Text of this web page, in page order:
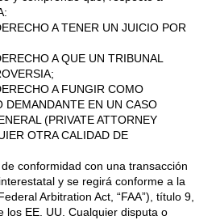
A TENER UN JUICIO POR
A QUE UN TRIBUNAL
A FUNGIR COMO
DEMANDANTE EN UN CASO
(PRIVATE ATTORNEY
OTRA CALIDAD DE
conformidad con una transacción
y se regirá conforme a la
Arbitration Act, “FAA”), título 9,
los EE. UU. Cualquier disputa o